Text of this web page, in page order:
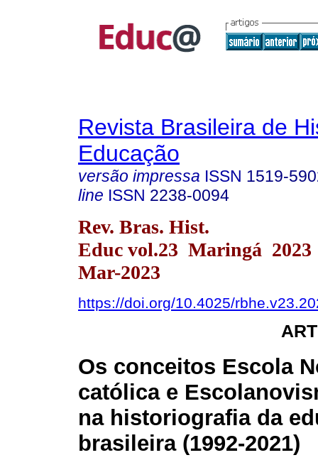
Revista Brasileira de
Educação
versão impressa ISSN 1519-
line ISSN 2238-0094
Rev. Bras. Hist.
Educ vol.23 Maringá
Mar-2023
https://doi.org/10.4025/
Os conceitos Escola
católica e
na historiografia da
brasileira (1992-2021)